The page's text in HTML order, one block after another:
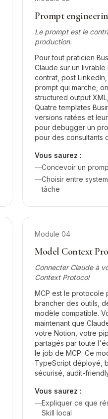
Prompt
Le prompt est le
production.
Pour tout praticien
Claude sur un
contrat, post
prompt qui marche,
structured output
Quatre templates
versions ratées et
pour debugger un
pour des consultants
Vous saurez :
—Concevoir un
—Choisir entre
tâche
Module 04
Model Context
Connecter Claude à
Context Protocol
MCP est le protocole
brancher des outils,
modèle compatible.
maintenant que
votre Notion, votre
partagés par toute
le job de MCP. Ce
TypeScript déployé,
sécurisé, audit-
Vous saurez :
—Expliquer ce que
Skill local